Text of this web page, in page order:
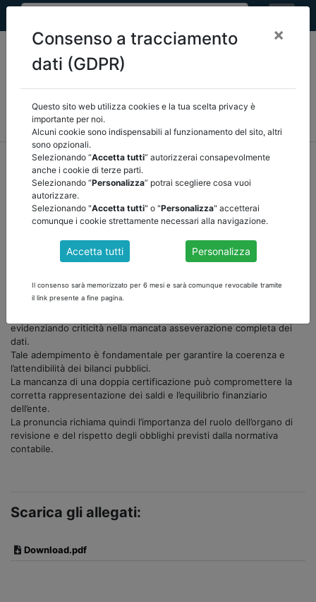
MEF FINANZA LOCALE/OSSERVATORIO
NORMATIVA
CORTE DEI CONTI E GIURISPRUDENZA
home
documenti pubblici
corte dei conti e giurisprudenza
DOCUMENTI PUBBLICI
CORTE CONTI EMILIA ROMAGNA - DELIBERA N.
La Corte dei conti ha esaminato la corretta verifica dei rapporti
evidenziando criticità nella mancata asseverazione completa dei
dati.
Tale adempimento è fondamentale per garantire la coerenza e
l’attendibilità dei bilanci pubblici.
La mancanza di una doppia certificazione può compromettere la
corretta rappresentazione dei saldi e l’equilibrio finanziario
dell’ente.
La pronuncia richiama quindi l’importanza del ruolo dell’organo di
revisione e del rispetto degli obblighi previsti dalla normativa
contabile.
Scarica gli allegati:
Download.pdf
Consenso a tracciamento
dati (GDPR)
×
Questo sito web utilizza cookies e la tua scelta privacy è
importante per noi.
Alcuni cookie sono indispensabili al funzionamento del sito, altri
sono opzionali.
Selezionando “Accetta tutti” autorizzerai consapevolmente
anche i cookie di terze parti.
Selezionando “Personalizza” potrai scegliere cosa vuoi
autorizzare.
Selezionando "Accetta tutti" o "Personalizza" accetterai
comunque i cookie strettamente necessari alla navigazione.
Accetta tutti Personalizza
Il consenso sarà memorizzato per 6 mesi e sarà comunque revocabile tramite
il link presente a fine pagina.